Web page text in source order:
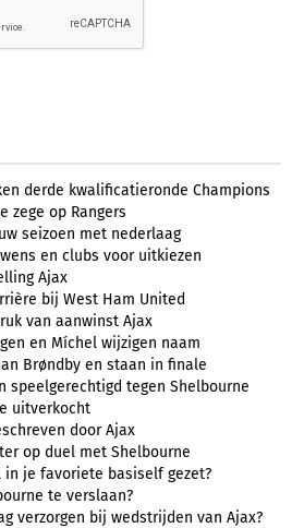
derde kwalificatieronde Champions
zege op Rangers
seizoen met nederlaag
en clubs voor uitkiezen
Ajax
bij West Ham United
van aanwinst Ajax
en Míchel wijzigen naam
Brøndby en staan in finale
speelgerechtigd tegen Shelbourne
uitverkocht
door Ajax
op duel met Shelbourne
in je favoriete basiself gezet?
te verslaan?
verzorgen bij wedstrijden van Ajax?